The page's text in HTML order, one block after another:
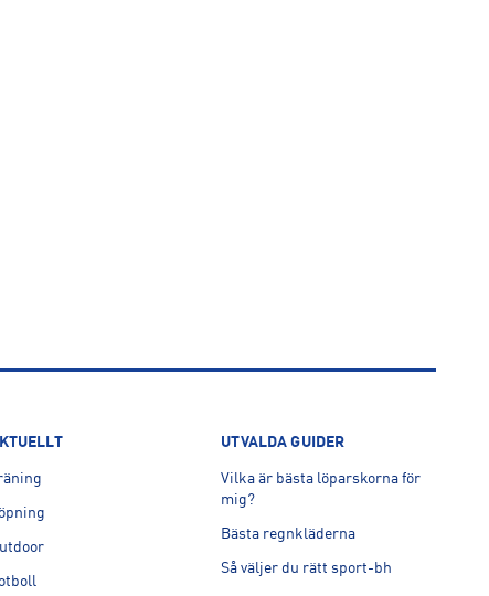
UTVALDA GUIDER
Vilka är bästa löparskorna för
mig?
Bästa regnkläderna
Så väljer du rätt sport-bh